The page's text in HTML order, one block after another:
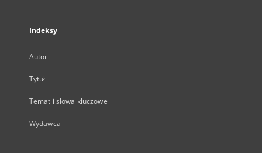
Indeksy
Autor
Tytuł
Temat i słowa kluczowe
Wydawca